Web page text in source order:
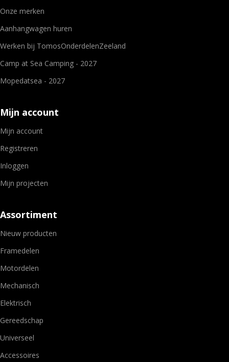
Onze merken
Aanhangwagen huren
Werken bij TomosOnderdelenZeeland
Camp at Sea Camping - 2027
Mopedatsea - 2027
Mijn account
Mijn account
Registreren
Inloggen
Mijn projecten
Assortiment
Nieuw producten
Framedelen
Motordelen
Mechanisch
Elektrisch
Gereedschap
Universeel
Accessoires